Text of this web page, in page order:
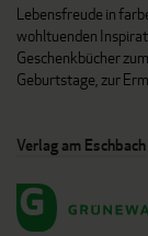
Lebensfreude in
wohltuenden
Geschenkbücher
Geburtstage, zur
Verlag am Eschbach